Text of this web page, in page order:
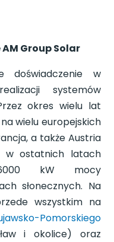
Group Solar
doświadczenie w
systemów
okres wielu lat
wielu europejskich
a także Austria
w ostatnich latach
kW mocy
słonecznych. Na
wszystkim na
Pomorskiego
i okolice) oraz